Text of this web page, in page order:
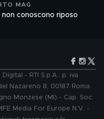
MAG
non conoscono riposo
- RTI S.p.A.: p. iva
Nazareno 8, 00187 Roma.
Monzese (MI) - Cap. Soc.
Media For Europe N.V. -